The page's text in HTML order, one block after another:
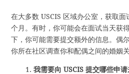
在大多数 USCIS 区域办公室，获取
个月。有时，你可能会在面试当天获
下，你可能需要提交额外的信息。偶
你所在社区调查你和配偶之间的婚姻
我需要向 USCIS 提交哪些申